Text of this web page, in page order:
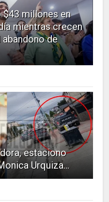
millones en
mientras crecen
de
estaciono
Urquiza...